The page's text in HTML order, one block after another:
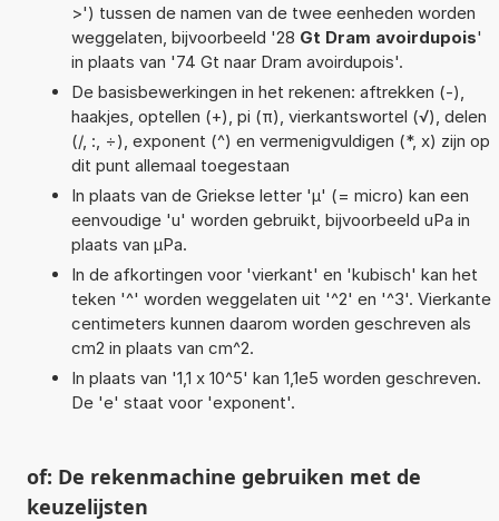
>') tussen de namen van de twee eenheden worden
weggelaten, bijvoorbeeld '28 Gt Dram avoirdupois'
in plaats van '74 Gt naar Dram avoirdupois'.
De basisbewerkingen in het rekenen: aftrekken (-),
haakjes, optellen (+), pi (π), vierkantswortel (√), delen
(/, :, ÷), exponent (^) en vermenigvuldigen (*, x) zijn op
dit punt allemaal toegestaan
In plaats van de Griekse letter 'µ' (= micro) kan een
eenvoudige 'u' worden gebruikt, bijvoorbeeld uPa in
plaats van µPa.
In de afkortingen voor 'vierkant' en 'kubisch' kan het
teken '^' worden weggelaten uit '^2' en '^3'. Vierkante
centimeters kunnen daarom worden geschreven als
cm2 in plaats van cm^2.
In plaats van '1,1 x 10^5' kan 1,1e5 worden geschreven.
De 'e' staat voor 'exponent'.
of: De rekenmachine gebruiken met de
keuzelijsten